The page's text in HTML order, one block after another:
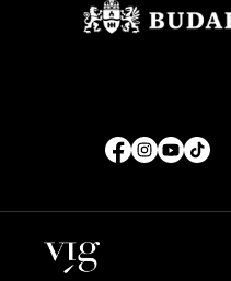
Közösségi
média
oldalak
of
Helyszínek